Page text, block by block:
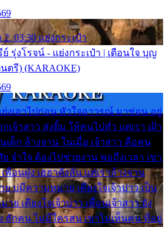
2. 03:30 แย่งกระเป๋า
รุ่งโรจน์ - แย่งกระเป๋า | เตือนใจ บุญ
ตรี) (KARAOKE)
ย่งเอาไปก่อน หัวใจอาวรณ์ มาซ่อน อยู่
เจ้าสาว ส่งยิ้ม ให้คนไปทั่ว แต่เรา เฝ้า
เด็ก ล้างจาน ในเมื่อ เจ้าสาว คือคน
จำใจ ต้องไปช่วยงาน พอถึงเวลา เขา
อนฝูง เฮฮาดังลั่น แต่เราล้างจาน
ย บ่มีความหมาย เคียงใจเจ้าบ่าว เป็น
ย เคียงใจเจ้าบ่าว เพื่อนเจ้าสาว ยัง
ฮักคน ไม่มีใครสน เขาไม่เห็นคน ที่อยู่